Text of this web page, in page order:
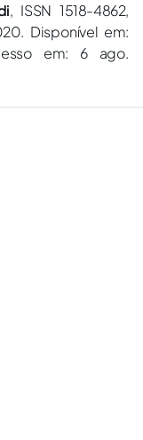
, ISSN 1518-4862,
Disponível em:
em: 6 ago.